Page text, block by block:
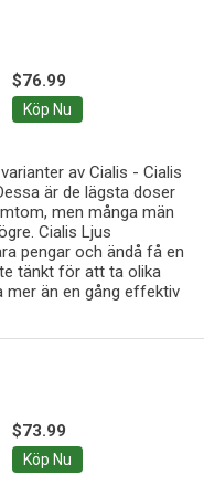
$76.99
Köp Nu
av Cialis - Cialis
är de lägsta doser
men många män
Cialis Ljus
pengar och ändå få en
tänkt för att ta olika
mer än en gång effektiv
$73.99
Köp Nu